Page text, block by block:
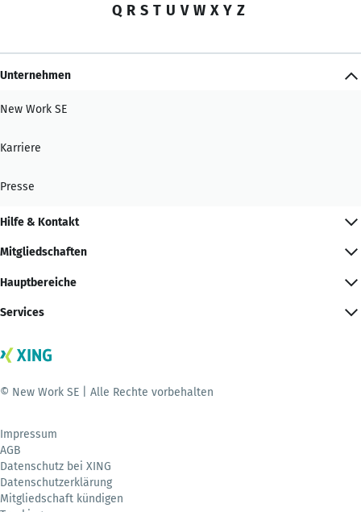
Q R S T U V W X Y Z
Unternehmen
New Work SE
Karriere
Presse
Hilfe & Kontakt
Mitgliedschaften
Hauptbereiche
Services
© New Work SE | Alle Rechte vorbehalten
Impressum
AGB
Datenschutz bei XING
Datenschutzerklärung
Mitgliedschaft kündigen